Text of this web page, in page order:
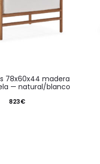
— natural/blanco
823€